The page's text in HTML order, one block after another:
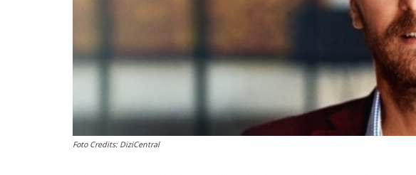
Foto Credits: DiziCentral